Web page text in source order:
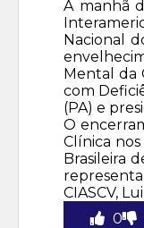
A manhã
Nacional
Mental da
com
(PA) e
O
Clínica
Brasileira
CIASCV,
0